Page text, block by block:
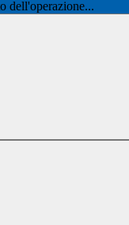
dell'operazione...